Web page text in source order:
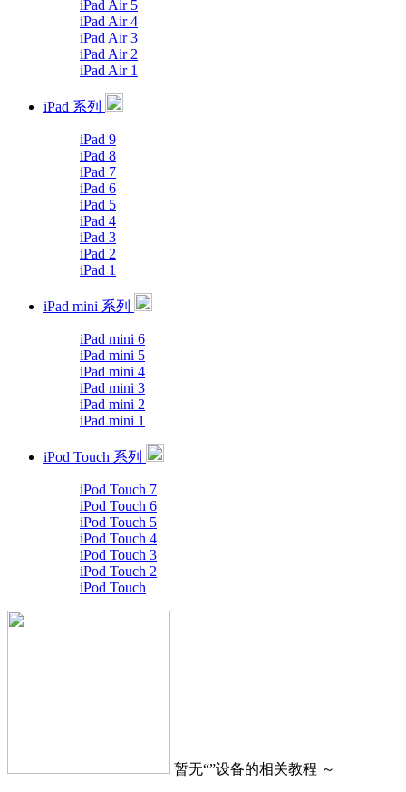
iPad Air 5
iPad Air 4
iPad Air 3
iPad Air 2
iPad Air 1
iPad 系列
iPad 9
iPad 8
iPad 7
iPad 6
iPad 5
iPad 4
iPad 3
iPad 2
iPad 1
iPad mini 系列
iPad mini 6
iPad mini 5
iPad mini 4
iPad mini 3
iPad mini 2
iPad mini 1
iPod Touch 系列
iPod Touch 7
iPod Touch 6
iPod Touch 5
iPod Touch 4
iPod Touch 3
iPod Touch 2
iPod Touch
暂无“”设备的相关教程 ～